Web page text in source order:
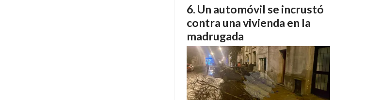
Un automóvil se incrustó
contra una vivienda en la
madrugada